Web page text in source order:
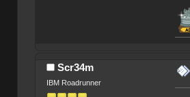
Scr34m
IBM Roadrunner